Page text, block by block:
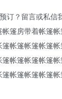
订？留言或私信
篷房带着帐篷
帐篷帐篷帐篷
帐篷帐篷帐篷
帐篷帐篷帐篷